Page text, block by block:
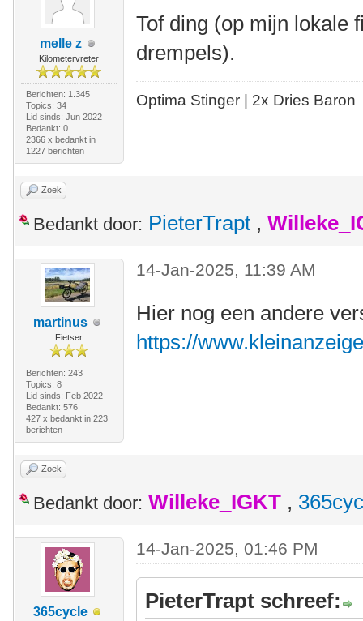
melle z
Kilometervreter
Berichten: 1.345
Topics: 34
Lid sinds: Jun 2022
Bedankt: 0
2366 x bedankt in
1227 berichten
Tof ding (op mijn lokale
drempels).
Optima Stinger | 2x Dries Baron
Zoek
Bedankt door: PieterTrapt ,
martinus
Fietser
Berichten: 243
Topics: 8
Lid sinds: Feb 2022
Bedankt: 576
427 x bedankt in 223
berichten
14-Jan-2025, 11:39 AM
Hier nog een andere
https://
Zoek
Bedankt door: Willeke_IGKT ,
365cycle
14-Jan-2025, 01:46 PM
PieterTrapt schreef: